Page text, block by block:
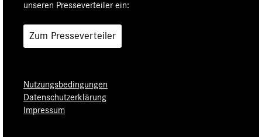
unseren Presseverteiler ein:
Zum Presseverteiler
Nutzungsbedingungen
Datenschutzerklärung
Impressum